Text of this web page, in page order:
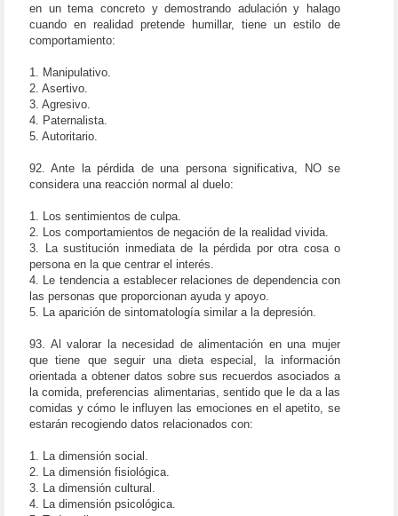
en un tema concreto y demostrando adulación y halago
cuando en realidad pretende humillar, tiene un estilo de
comportamiento:
1. Manipulativo.
2. Asertivo.
3. Agresivo.
4. Paternalista.
5. Autoritario.
92. Ante la pérdida de una persona significativa, NO se
considera una reacción normal al duelo:
1. Los sentimientos de culpa.
2. Los comportamientos de negación de la realidad vivida.
3. La sustitución inmediata de la pérdida por otra cosa o
persona en la que centrar el interés.
4. Le tendencia a establecer relaciones de dependencia con
las personas que proporcionan ayuda y apoyo.
5. La aparición de sintomatología similar a la depresión.
93. Al valorar la necesidad de alimentación en una mujer
que tiene que seguir una dieta especial, la información
orientada a obtener datos sobre sus recuerdos asociados a
la comida, preferencias alimentarias, sentido que le da a las
comidas y cómo le influyen las emociones en el apetito, se
estarán recogiendo datos relacionados con:
1. La dimensión social.
2. La dimensión fisiológica.
3. La dimensión cultural.
4. La dimensión psicológica.